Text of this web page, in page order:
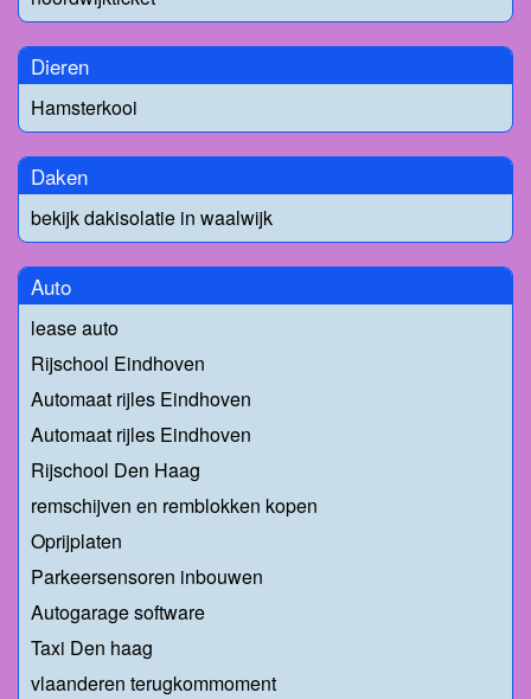
Dieren
Hamsterkooi
Daken
bekijk dakisolatie in waalwijk
Auto
lease auto
Rijschool Eindhoven
Automaat rijles Eindhoven
Automaat rijles Eindhoven
Rijschool Den Haag
remschijven en remblokken kopen
Oprijplaten
Parkeersensoren inbouwen
Autogarage software
Taxi Den haag
vlaanderen terugkommoment